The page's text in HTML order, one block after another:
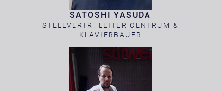
SATOSHI YASUDA
STELLVERTR. LEITER CENTRUM &
KLAVIERBAUER